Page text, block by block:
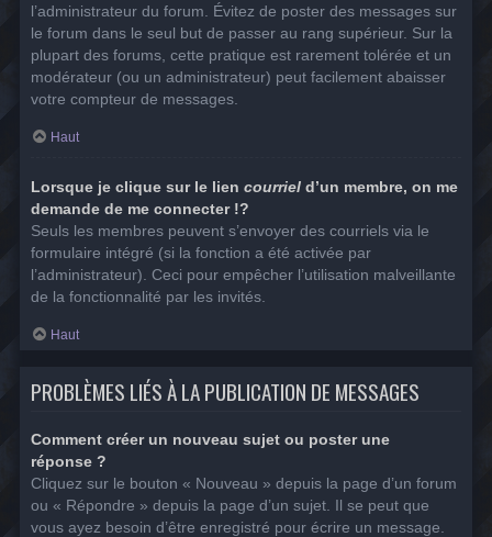
l’administrateur du forum. Évitez de poster des messages sur
le forum dans le seul but de passer au rang supérieur. Sur la
plupart des forums, cette pratique est rarement tolérée et un
modérateur (ou un administrateur) peut facilement abaisser
votre compteur de messages.
Haut
Lorsque je clique sur le lien courriel d’un membre, on me
demande de me connecter !?
Seuls les membres peuvent s’envoyer des courriels via le
formulaire intégré (si la fonction a été activée par
l’administrateur). Ceci pour empêcher l’utilisation malveillante
de la fonctionnalité par les invités.
Haut
PROBLÈMES LIÉS À LA PUBLICATION DE MESSAGES
Comment créer un nouveau sujet ou poster une
réponse ?
Cliquez sur le bouton « Nouveau » depuis la page d’un forum
ou « Répondre » depuis la page d’un sujet. Il se peut que
vous ayez besoin d’être enregistré pour écrire un message.